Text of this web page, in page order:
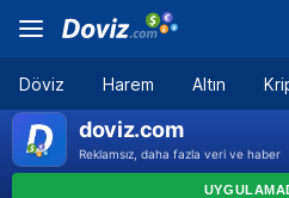
Döviz Harem Altın